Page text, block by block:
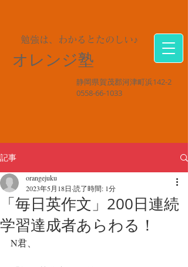
勉強は、わかるとたのしい♪
オレンジ塾
静岡県賀茂郡河津町浜142-2
0558-66-1033
記事
「毎日英作文」200日連続
学習達成者あらわる！
orangejuku
2023年5月18日 読了時間: 1分
N君、